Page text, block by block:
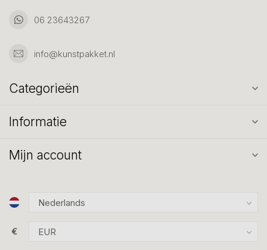
06 23643267
info@kunstpakket.nl
Categorieën
Informatie
Mijn account
€